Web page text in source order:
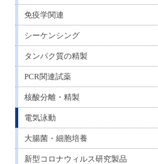
免疫学関連
シーケンシング
タンパク質の精製
PCR関連試薬
核酸分離・精製
電気泳動
大腸菌・細胞培養
新型コロナウィルス研究製品